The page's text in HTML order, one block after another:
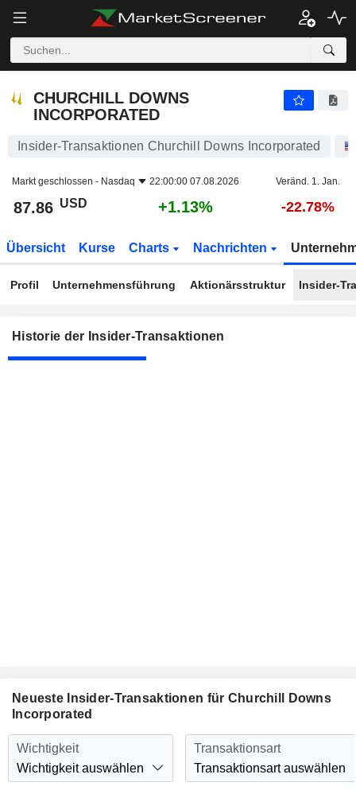
CHURCHILL DOWNS INCORPORATED
CHURCHILL DOWNS
INCORPORATED
Insider-Transaktionen Churchill Downs Incorporated
Markt geschlossen - Nasdaq 22:00:00 07.08.2026 Veränd. 1. Jan.
87.86 USD +1.13% -22.78%
Übersicht Kurse Charts Nachrichten
Profil Unternehmensführung Aktionärsstruktur Insider-
Historie der Insider-Transaktionen
Neueste Insider-Transaktionen für Churchill Downs
Incorporated
Wichtigkeit
Wichtigkeit auswählen
Transaktionsart
Transaktionsart auswählen